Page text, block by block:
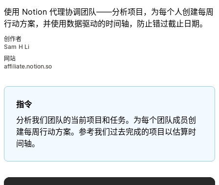
使用 Notion 代理协调团队——分析项目，为每个人创建每周
行动方案，并使用数据驱动的时间轴，防止错过截止日期。
创作者
Sam H Li
网站
affiliate.notion.so
指令
分析我们团队的当前项目和任务。为每个团队成员创
建每周行动方案。参考我们过去完成的项目以估算时
间轴。